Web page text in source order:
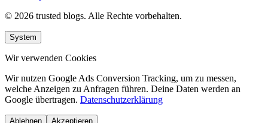
© 2026 trusted blogs. Alle Rechte vorbehalten.
System
Wir verwenden Cookies
Wir nutzen Google Ads Conversion Tracking, um zu messen,
welche Anzeigen zu Anfragen führen. Deine Daten werden an
Google übertragen. Datenschutzerklärung
Ablehnen Akzeptieren